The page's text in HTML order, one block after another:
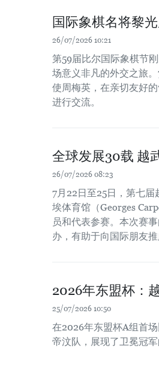
国际象棋名将黎
26/07/2026 10:21
第59届比尔国际象棋节
场意义非凡的外交之旅
使周梅英，在亲切友好
进行交流。
全球发展30载 越
26/07/2026 08:23
7月22日至25日，第七
埃体育馆（Georges
员和代表参赛。本次赛
办，有助于向国际朋友推
2026年东盟杯：
25/07/2026 10:50
在2026年东盟杯A组首
帝汶队，展现了卫冕冠军